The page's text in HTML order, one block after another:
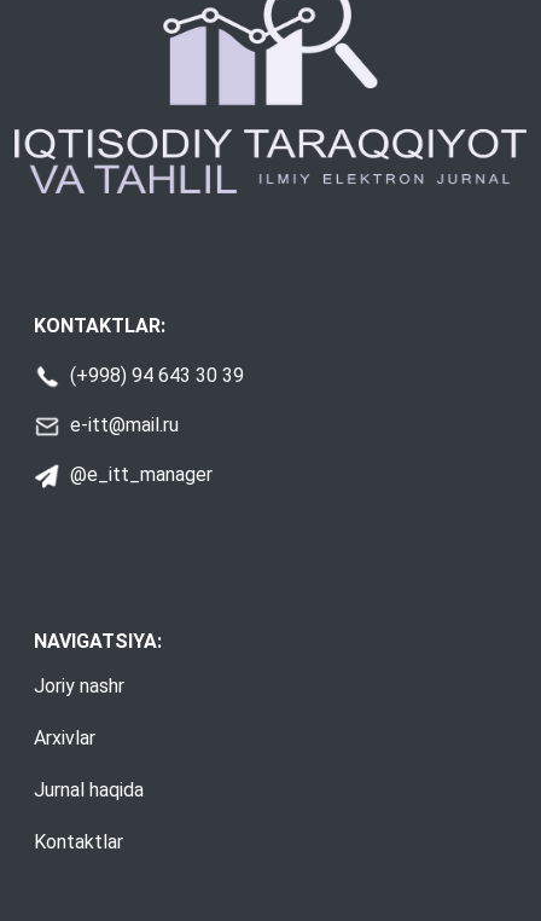
KONTAKTLAR:
(+998) 94 643 30 39
e-itt@mail.ru
@e_itt_manager
NAVIGATSIYA:
Joriy nashr
Arxivlar
Jurnal haqida
Kontaktlar